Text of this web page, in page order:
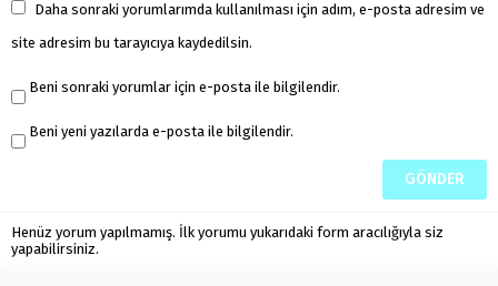
Daha sonraki yorumlarımda kullanılması için adım, e-posta adresim ve
site adresim bu tarayıcıya kaydedilsin.
Beni sonraki yorumlar için e-posta ile bilgilendir.
Beni yeni yazılarda e-posta ile bilgilendir.
Henüz yorum yapılmamış. İlk yorumu yukarıdaki form aracılığıyla siz
yapabilirsiniz.